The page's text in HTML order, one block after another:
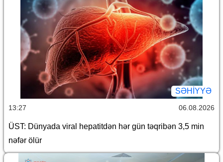
SƏHIYYƏ
13:27 06.08.2026
ÜST: Dünyada viral hepatitdən hər gün təqribən 3,5 min
nəfər ölür